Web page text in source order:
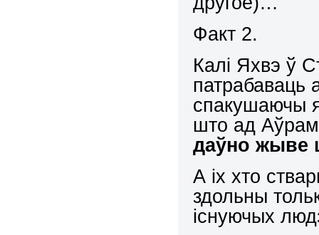
Факт 2.
Калі Яхвэ ў
патрабаваць
спакушаючы
што ад
даўно жыве
А іх хто
здольны
існуючых